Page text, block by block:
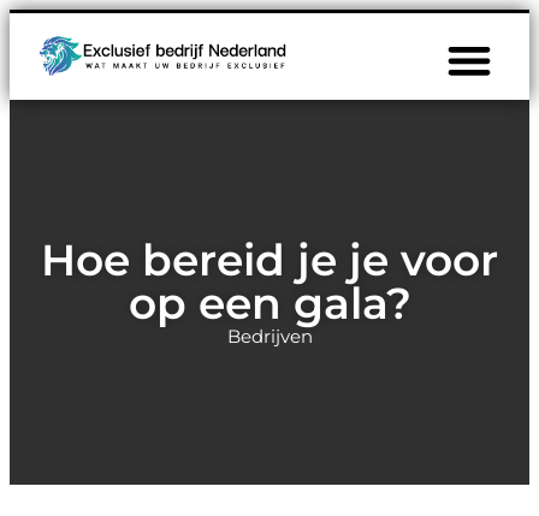
Hoe bereid je je voor
op een gala?
Bedrijven